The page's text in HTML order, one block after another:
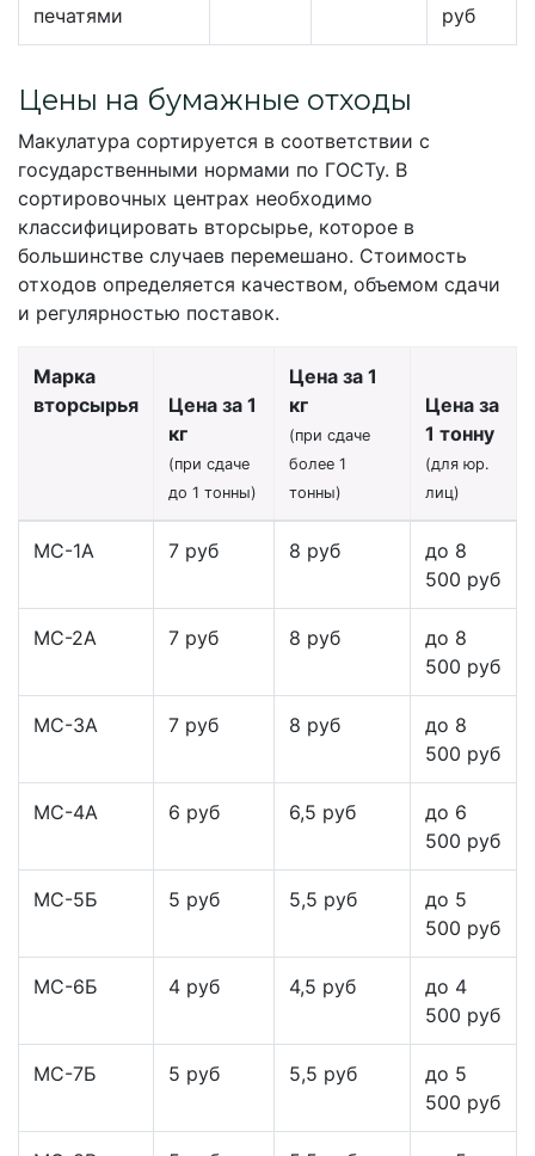
печатями
руб
Цены на бумажные отходы
Макулатура сортируется в соответствии с
государственными нормами по ГОСТу. В
сортировочных центрах необходимо
классифицировать вторсырье, которое в
большинстве случаев перемешано. Стоимость
отходов определяется качеством, объемом сдачи
и регулярностью поставок.
Марка
вторсырья
Цена за 1
кг
(при сдаче
до 1 тонны)
Цена за 1
кг
(при сдаче
более 1
тонны)
Цена за
1 тонну
(для юр.
лиц)
МС-1А 7 руб 8 руб
до 8
500 руб
МС-2А 7 руб 8 руб
до 8
500 руб
МС-3А 7 руб 8 руб
до 8
500 руб
МС-4А 6 руб 6,5 руб
до 6
500 руб
МС-5Б 5 руб 5,5 руб
до 5
500 руб
МС-6Б 4 руб 4,5 руб
до 4
500 руб
МС-7Б 5 руб 5,5 руб
до 5
500 руб